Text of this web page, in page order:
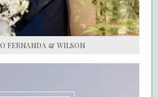
FERNANDA & WILSON